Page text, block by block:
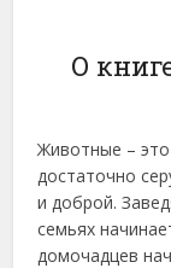
О
Животные –
достаточно
и доброй.
семьях
домочадцев